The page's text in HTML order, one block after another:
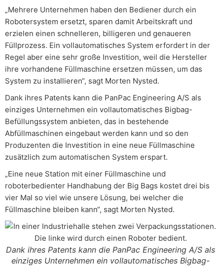
„Mehrere Unternehmen haben den Bediener durch ein
Robotersystem ersetzt, sparen damit Arbeitskraft und
erzielen einen schnelleren, billigeren und genaueren
Füllprozess. Ein vollautomatisches System erfordert in der
Regel aber eine sehr große Investition, weil die Hersteller
ihre vorhandene Füllmaschine ersetzen müssen, um das
System zu installieren“, sagt Morten Nysted.
Dank ihres Patents kann die PanPac Engineering A/S als
einziges Unternehmen ein vollautomatisches Bigbag-
Befüllungssystem anbieten, das in bestehende
Abfüllmaschinen eingebaut werden kann und so den
Produzenten die Investition in eine neue Füllmaschine
zusätzlich zum automatischen System erspart.
„Eine neue Station mit einer Füllmaschine und
roboterbedienter Handhabung der Big Bags kostet drei bis
vier Mal so viel wie unsere Lösung, bei welcher die
Füllmaschine bleiben kann“, sagt Morten Nysted.
Dank ihres Patents kann die PanPac Engineering A/S als
einziges Unternehmen ein vollautomatisches Bigbag-